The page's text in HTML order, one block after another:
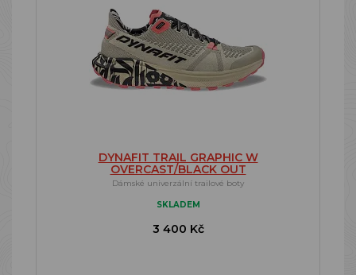
DYNAFIT TRAIL GRAPHIC W
OVERCAST/BLACK OUT
Dámské univerzální trailové boty
SKLADEM
3 400 Kč